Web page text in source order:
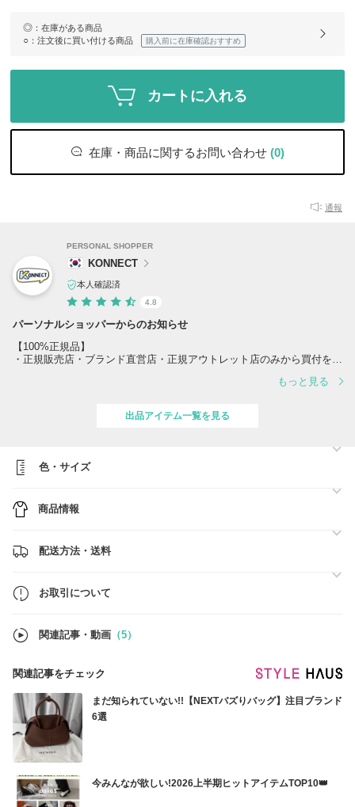
◎ ：在庫がある商品
○ ：注文後に買い付ける商品 購入前に在庫確認おすすめ
カートに入れる
在庫・商品に関するお問い合わせ (0)
通報
PERSONAL SHOPPER
KONNECT
本人確認済
4.8
パーソナルショッパーからのお知らせ
【100%正規品】
・正規販売店・ブランド直営店・正規アウトレット店のみから買付を行
・過去一度も偽物はなく、100%正規品の販売をお約束いたします。
・人気商品を多数取り扱っており在庫が変動しやすいため、ご注文前の
在庫確認をおすすめいたします。お問い合わせには迅速に対応いたしま
す。
・すべて追跡番号付きの配送方法でお届けいたします。
・仕入れの都合上、ショッピングバッグやギフト包装は付属しない場合
がございます。
・ご注文確定後のサイズ・デザイン変更、キャンセルはお受けいたしか
用には「あんしんプラス」へのご加入が必要です。
もっと見る
出品アイテム一覧を見る
色・サイズ
商品情報
配送方法・送料
お取引について
関連記事・動画 （5）
関連記事をチェック
まだ知られていない!!【NEXTバズりバッグ】注目ブランド
6選
今みんなが欲しい!2026上半期ヒットアイテムTOP10👑